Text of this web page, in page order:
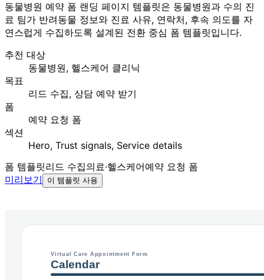
동물병원 예약 폼 랜딩 페이지 템플릿은 동물병원과 수의 진
료 팀가 반려동물 정보와 진료 사유, 연락처, 후속 의도를 자
연스럽게 수집하도록 설계된 전환 중심 폼 템플릿입니다.
추천 대상
동물병원, 헬스케어 클리닉
목표
리드 수집, 상담 예약 받기
폼
예약 요청 폼
섹션
Hero, Trust signals, Service details
폼 템플릿리드 수집의료·헬스케어예약 요청 폼
미리보기
이 템플릿 사용